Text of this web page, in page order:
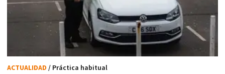
ACTUALIDAD / Práctica habitual